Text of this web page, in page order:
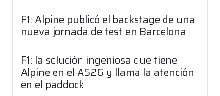
F1: Alpine publicó el backstage de una
nueva jornada de test en Barcelona
F1: la solución ingeniosa que tiene
Alpine en el A526 y llama la atención
en el paddock